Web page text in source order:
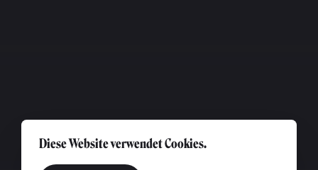
Diese Website verwendet Cookies.